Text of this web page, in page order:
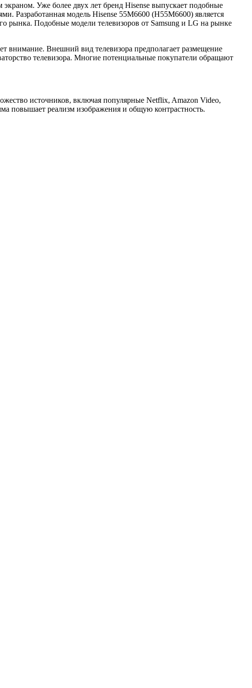
Уже более двух лет бренд Hisense выпускает подобные
Разработанная модель Hisense 55M6600 (H55M6600) является
рынка. Подобные модели телевизоров от Samsung и LG на рынке
внимание. Внешний вид телевизора предполагает размещение
телевизора. Многие потенциальные покупатели обращают
источников, включая популярные Netflix, Amazon Video,
повышает реализм изображения и общую контрастность.